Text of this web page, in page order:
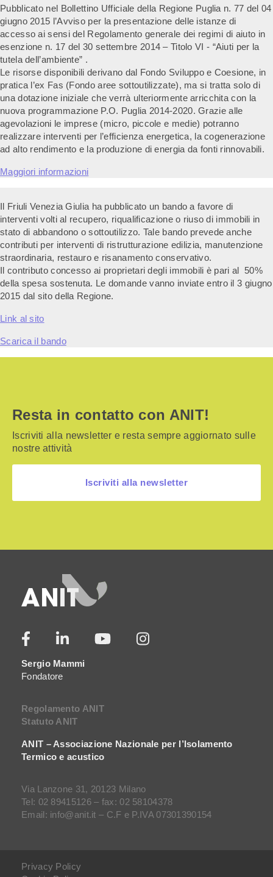
Pubblicato nel Bollettino Ufficiale della Regione Puglia n. 77 del 04
giugno 2015 l’Avviso per la presentazione delle istanze di
accesso ai sensi del Regolamento generale dei regimi di aiuto in
esenzione n. 17 del 30 settembre 2014 – Titolo VI ‐ “Aiuti per la
tutela dell’ambiente” .
Le risorse disponibili derivano dal Fondo Sviluppo e Coesione, in
pratica l’ex Fas (Fondo aree sottoutilizzate), ma si tratta solo di
una dotazione iniziale che verrà ulteriormente arricchita con la
nuova programmazione P.O. Puglia 2014-2020. Grazie alle
agevolazioni le imprese (micro, piccole e medie) potranno
realizzare interventi per l’efficienza energetica, la cogenerazione
ad alto rendimento e la produzione di energia da fonti rinnovabili.
Maggiori informazioni
Il Friuli Venezia Giulia ha pubblicato un bando a favore di
interventi volti al recupero, riqualificazione o riuso di immobili in
stato di abbandono o sottoutilizzo. Tale bando prevede anche
contributi per interventi di ristrutturazione edilizia, manutenzione
straordinaria, restauro e risanamento conservativo.
Il contributo concesso ai proprietari degli immobili è pari al 50%
della spesa sostenuta. Le domande vanno inviate entro il 3 giugno
2015 dal sito della Regione.
Link al sito
Scarica il bando
Resta in contatto con ANIT!
Iscriviti alla newsletter e resta sempre aggiornato sulle
nostre attività
Iscriviti alla newsletter
Sergio Mammi
Fondatore
Regolamento ANIT
Statuto ANIT
ANIT – Associazione Nazionale per l’Isolamento
Termico e acustico
Via Lanzone 31, 20123 Milano
Tel: 02 89415126 – fax: 02 58104378
Email: info@anit.it – C.F e P.IVA 07301390154
Privacy Policy